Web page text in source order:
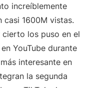
increíblemente
1600M vistas.
los puso en el
YouTube durante
interesante en
la segunda